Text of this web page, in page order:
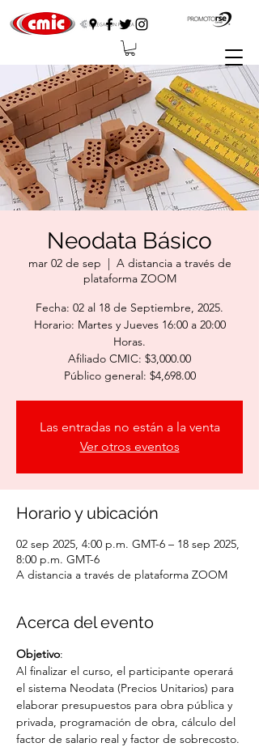
Neodata Básico
mar 02 de sep
  |
A distancia a través de
plataforma ZOOM
Fecha: 02 al 18 de Septiembre, 2025.
Horario: Martes y Jueves 16:00 a 20:00
Horas.
Afiliado CMIC: $3,000.00
Público general: $4,698.00
Las entradas no están a la venta
Ver otros eventos
Horario y ubicación
02 sep 2025, 4:00 p.m. GMT-6 – 18 sep 2025,
8:00 p.m. GMT-6
A distancia a través de plataforma ZOOM
Acerca del evento
Objetivo:
Al finalizar el curso, el participante operará
el sistema Neodata (Precios Unitarios) para
elaborar presupuestos para obra pública y
privada, programación de obra, cálculo del
factor de salario real y factor de sobrecosto.